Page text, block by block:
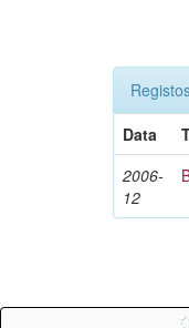
Data
2006-
12